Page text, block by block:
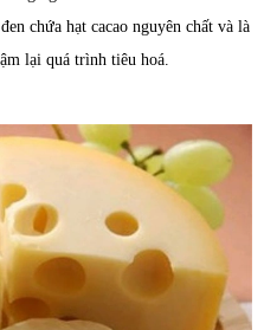
chứa hạt cacao nguyên chất và là
lại quá trình tiêu hoá.